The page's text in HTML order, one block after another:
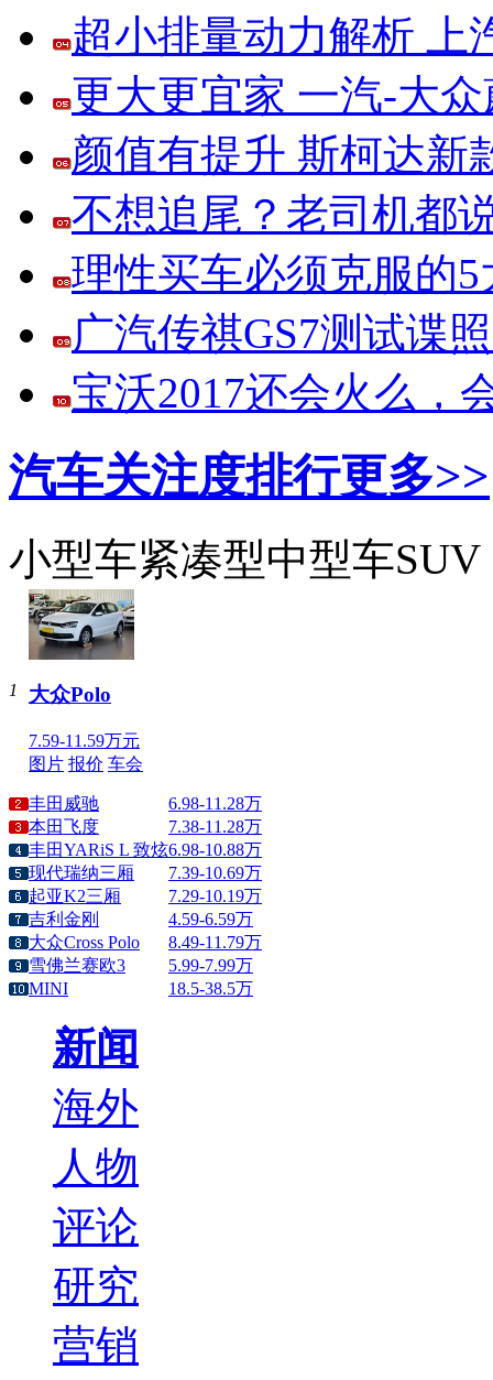
超小排量动力解析 上
更大更宜家 一汽-大
颜值有提升 斯柯达新
不想追尾？老司机都
理性买车必须克服的5
广汽传祺GS7测试谍
宝沃2017还会火么，
汽车关注度排行更多>>
小型车紧凑型中型车SUV
1 大众Polo
7.59-11.59万元
图片 报价 车会
丰田威驰
6.98-11.28万
本田飞度
7.38-11.28万
丰田YARiS L 致炫6.98-10.88万
现代瑞纳三厢
7.39-10.69万
起亚K2三厢
7.29-10.19万
吉利金刚
4.59-6.59万
大众Cross Polo
8.49-11.79万
雪佛兰赛欧3
5.99-7.99万
MINI
18.5-38.5万
新闻
海外
人物
评论
研究
营销